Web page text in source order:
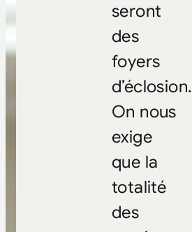
seront
des
foyers
d’éclosion.
On nous
exige
que la
totalité
des